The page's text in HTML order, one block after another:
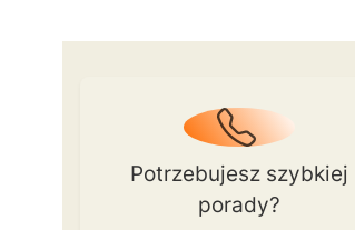
Potrzebujesz szybkiej
porady?